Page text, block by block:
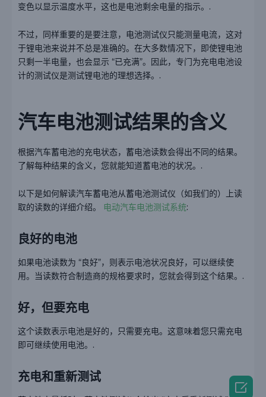
变色以显示温度水平，这也是电池剩余电量的指示。.
不过，同样重要的是要注意，电池测试仪只能测量电流，这对
于锂电池来说并不总是准确的。在大多数情况下，即使锂电池
只剩一半电量，也会显示 “已充满”。因此，专门为充电电池设
计的测试仪是测试锂电池的理想选择。.
汽车电池测试结果的含义
根据汽车蓄电池的充电状态，蓄电池读数会得出不同的结果。
了解每种结果的含义，您就能知道蓄电池的状况。.
以下是如何解读汽车蓄电池从蓄电池测试仪（如我们的）上读
取的读数的详细介绍。
电动汽车电池测试系统:
良好的电池
如果电池读数为 “良好”，则表示电池状况良好，可以继续使
用。当读数符合制造商的规格要求时，您就会得到这个结果。.
好，但要充电
这个读数表示电池是好的，只需要充电。这意味着您只需充电
即可继续使用电池。.
充电和重新测试
